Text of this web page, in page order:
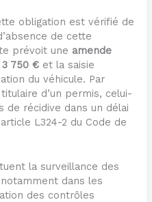
obligation est vérifié de
de cette
prévoit une amende
750 € et la saisie
du véhicule. Par
d’un permis, celui-
de récidive dans un délai
L324-2 du Code de
la surveillance des
dans les
des contrôles